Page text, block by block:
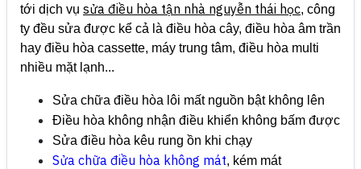
tới dịch vụ sửa điều hòa tận nhà nguyễn thái học, công
ty đều sửa được kể cả là điều hòa cây, điều hòa âm trần
hay điều hòa cassette, máy trung tâm, điều hòa multi
nhiều mặt lạnh...
Sửa chữa điều hòa lôi mất nguồn bật không lên
Điều hòa không nhận điều khiển không bấm được
Sửa điều hòa kêu rung ồn khi chạy
Sửa chữa điều hòa không mát, kém mát